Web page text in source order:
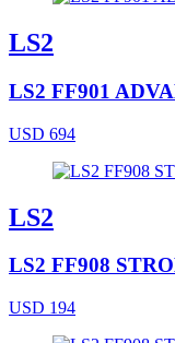
LS2
LS2 FF901
USD 694
LS2
LS2 FF908
USD 194